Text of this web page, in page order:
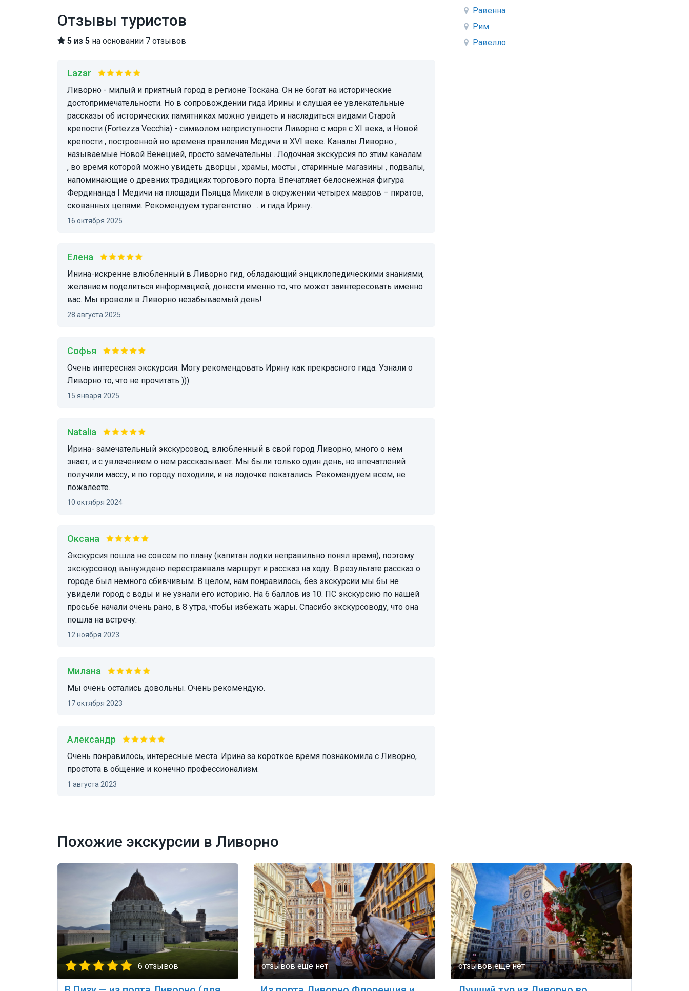
Отзывы туристов
5 из 5 на основании 7 отзывов
Lazar
Ливорно - милый и приятный город в регионе Тоскана. Он не богат на исторические
достопримечательности. Но в сопровождении гида Ирины и слушая ее увлекательные
рассказы об исторических памятниках можно увидеть и насладиться видами Старой
крепости (Fortezza Vecchia) - символом неприступности Ливорно с моря с XI века, и Новой
крепости , построенной во времена правления Медичи в XVI веке. Каналы Ливорно ,
называемые Новой Венецией, просто замечательны . Лодочная экскурсия по этим каналам
, во время которой можно увидеть дворцы , храмы, мосты , старинные магазины , подвалы,
напоминающие о древних традициях торгового порта. Впечатляет белоснежная фигура
Фердинанда I Медичи на площади Пьяцца Микели в окружении четырех мавров – пиратов,
скованных цепями. Рекомендуем турагентство … и гида Ирину.
16 октября 2025
Елена
Инина-искренне влюбленный в Ливорно гид, обладающий энциклопедическими знаниями,
желанием поделиться информацией, донести именно то, что может заинтересовать именно
вас. Мы провели в Ливорно незабываемый день!
28 августа 2025
Софья
Очень интересная экскурсия. Могу рекомендовать Ирину как прекрасного гида. Узнали о
Ливорно то, что не прочитать )))
15 января 2025
Natalia
Ирина- замечательный экскурсовод, влюбленный в свой город Ливорно, много о нем
знает, и с увлечением о нем рассказывает. Мы были только один день, но впечатлений
получили массу, и по городу походили, и на лодочке покатались. Рекомендуем всем, не
пожалеете.
10 октября 2024
Оксана
Экскурсия пошла не совсем по плану (капитан лодки неправильно понял время), поэтому
экскурсовод вынуждено перестраивала маршрут и рассказ на ходу. В результате рассказ о
городе был немного сбивчивым. В целом, нам понравилось, без экскурсии мы бы не
увидели город с воды и не узнали его историю. На 6 баллов из 10. ПС экскурсию по нашей
просьбе начали очень рано, в 8 утра, чтобы избежать жары. Спасибо экскурсоводу, что она
пошла на встречу.
12 ноября 2023
Милана
Мы очень остались довольны. Очень рекомендую.
17 октября 2023
Александр
Очень понравилось, интересные места. Ирина за короткое время познакомила с Ливорно,
простота в общение и конечно профессионализм.
1 августа 2023
Равенна
Рим
Равелло
Похожие экскурсии в Ливорно
6 отзывов